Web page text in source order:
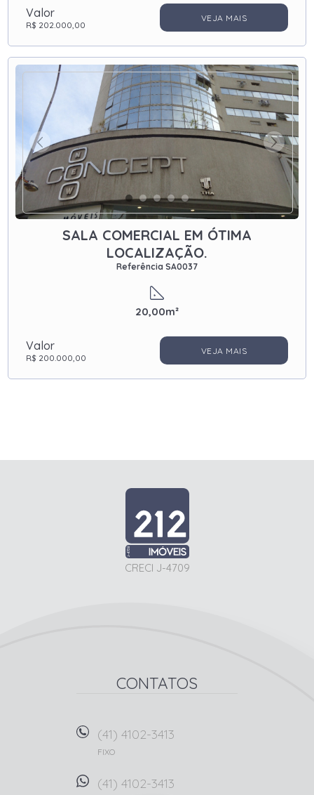
Valor
R$ 202.000,00
VEJA MAIS
SALA COMERCIAL EM ÓTIMA
LOCALIZAÇÃO.
Referência SA0037
20,00m²
Valor
R$ 200.000,00
VEJA MAIS
CRECI J-4709
CONTATOS
(41) 4102-3413
FIXO
(41) 4102-3413